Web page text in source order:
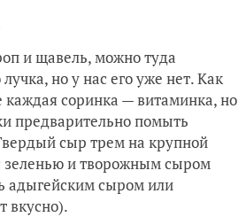
и щавель, можно туда
но у нас его уже нет. Как
каждая соринка — витаминка, но
предварительно помыть
сыр трем на крупной
зеленью и творожным сыром
адыгейским сыром или
вкусно).